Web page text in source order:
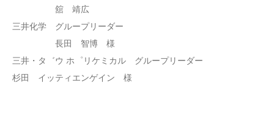
舘 靖広
三井化学 グループリーダー
長田 智博 様
三井・タ゛ウ ホ゜リケミカル グループリーダー
杉田 イッティエンゲイン 様